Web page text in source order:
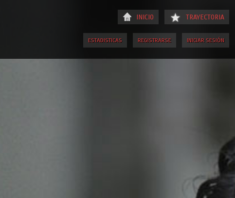
TRAYECTORIA
INICIO
INICIAR SESIÓN
REGISTRARSE
ESTADISTICAS